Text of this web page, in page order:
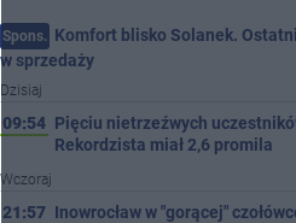
Spons. Komfort blisko Solanek.
w sprzedaży
Dzisiaj
09:54 Pięciu nietrzeźwych
Rekordzista miał 2,6 promila
Wczoraj
21:57 Inowrocław w "gorącej"